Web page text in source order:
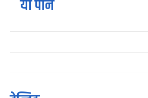
यो पनि